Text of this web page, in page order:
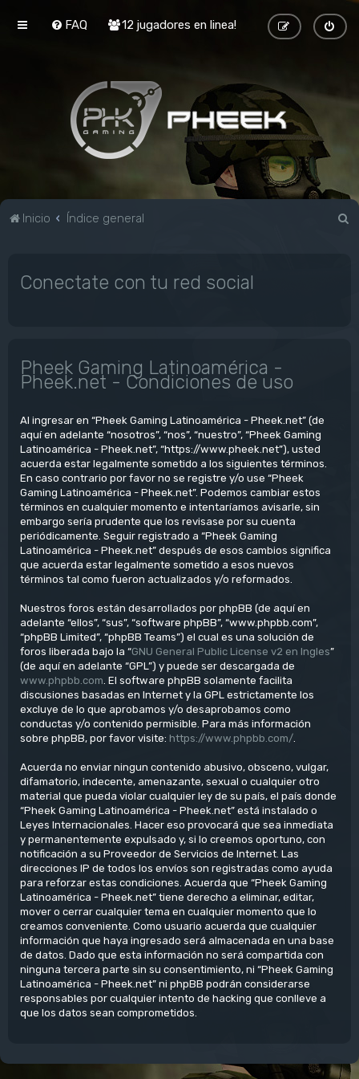
FAQ 12 jugadores en linea!
Inicio Índice general
Conectate con tu red social
Pheek Gaming Latinoamérica -
Pheek.net - Condiciones de uso
Al ingresar en “Pheek Gaming Latinoamérica - Pheek.net” (de
aquí en adelante “nosotros”, “nos”, “nuestro”, “Pheek Gaming
Latinoamérica - Pheek.net”, “https://www.pheek.net”), usted
acuerda estar legalmente sometido a los siguientes términos.
En caso contrario por favor no se registre y/o use “Pheek
Gaming Latinoamérica - Pheek.net”. Podemos cambiar estos
términos en cualquier momento e intentaríamos avisarle, sin
embargo sería prudente que los revisase por su cuenta
periódicamente. Seguir registrado a “Pheek Gaming
Latinoamérica - Pheek.net” después de esos cambios significa
que acuerda estar legalmente sometido a esos nuevos
términos tal como fueron actualizados y/o reformados.
Nuestros foros están desarrollados por phpBB (de aquí en
adelante “ellos”, “sus”, “software phpBB”, “www.phpbb.com”,
“phpBB Limited”, “phpBB Teams”) el cual es una solución de
foros liberada bajo la “GNU General Public License v2 en Ingles”
(de aquí en adelante “GPL”) y puede ser descargada de
www.phpbb.com . El software phpBB solamente facilita
discusiones basadas en Internet y la GPL estrictamente los
excluye de lo que aprobamos y/o desaprobamos como
conductas y/o contenido permisible. Para más información
sobre phpBB, por favor visite: https://www.phpbb.com/
Acuerda no enviar ningun contenido abusivo, obsceno, vulgar,
difamatorio, indecente, amenazante, sexual o cualquier otro
material que pueda violar cualquier ley de su país, el país donde
“Pheek Gaming Latinoamérica - Pheek.net” está instalado o
Leyes Internacionales. Hacer eso provocará que sea inmediata
y permanentemente expulsado y, si lo creemos oportuno, con
notificación a su Proveedor de Servicios de Internet. Las
direcciones IP de todos los envíos son registradas como ayuda
para reforzar estas condiciones. Acuerda que “Pheek Gaming
Latinoamérica - Pheek.net” tiene derecho a eliminar, editar,
mover o cerrar cualquier tema en cualquier momento que lo
creamos conveniente. Como usuario acuerda que cualquier
información que haya ingresado será almacenada en una base
de datos. Dado que esta información no será compartida con
ninguna tercera parte sin su consentimiento, ni “Pheek Gaming
Latinoamérica - Pheek.net” ni phpBB podrán considerarse
responsables por cualquier intento de hacking que conlleve a
que los datos sean comprometidos.